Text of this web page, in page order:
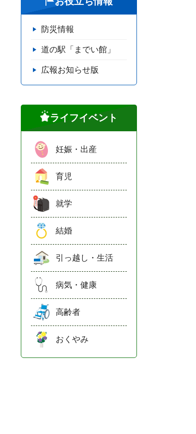
防災情報
道の駅「までい館」
広報お知らせ版
ライフイベント
妊娠・出産
育児
就学
結婚
引っ越し・生活
病気・健康
高齢者
おくやみ